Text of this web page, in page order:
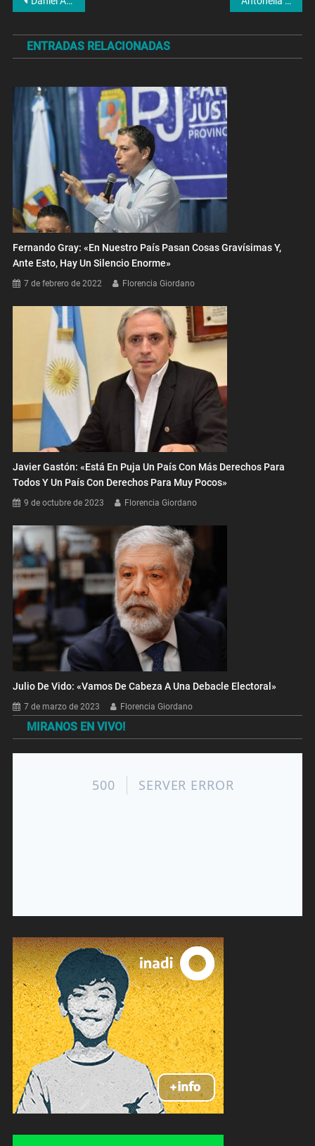
de
entradas
ENTRADAS RELACIONADAS
Fernando Gray: «En Nuestro País Pasan Cosas Gravísimas Y,
Ante Esto, Hay Un Silencio Enorme»
7 de febrero de 2022 Florencia Giordano
Javier Gastón: «Está En Puja Un País Con Más Derechos Para
Todos Y Un País Con Derechos Para Muy Pocos»
9 de octubre de 2023 Florencia Giordano
Julio De Vido: «Vamos De Cabeza A Una Debacle Electoral»
7 de marzo de 2023 Florencia Giordano
MIRANOS EN VIVO!